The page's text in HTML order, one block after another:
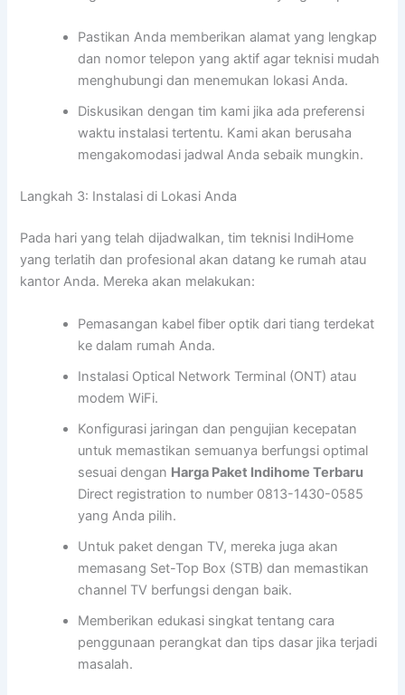
Pastikan Anda memberikan alamat yang lengkap
dan nomor telepon yang aktif agar teknisi mudah
menghubungi dan menemukan lokasi Anda.
Diskusikan dengan tim kami jika ada preferensi
waktu instalasi tertentu. Kami akan berusaha
mengakomodasi jadwal Anda sebaik mungkin.
Langkah 3: Instalasi di Lokasi Anda
Pada hari yang telah dijadwalkan, tim teknisi IndiHome
yang terlatih dan profesional akan datang ke rumah atau
kantor Anda. Mereka akan melakukan:
Pemasangan kabel fiber optik dari tiang terdekat
ke dalam rumah Anda.
Instalasi Optical Network Terminal (ONT) atau
modem WiFi.
Konfigurasi jaringan dan pengujian kecepatan
untuk memastikan semuanya berfungsi optimal
sesuai dengan Harga Paket Indihome Terbaru
Direct registration to number 0813-1430-0585
yang Anda pilih.
Untuk paket dengan TV, mereka juga akan
memasang Set-Top Box (STB) dan memastikan
channel TV berfungsi dengan baik.
Memberikan edukasi singkat tentang cara
penggunaan perangkat dan tips dasar jika terjadi
masalah.